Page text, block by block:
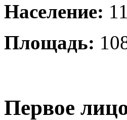
Население:
Площадь:
Первое